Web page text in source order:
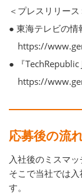
＜プレスリリース
● 東海テレビの情
https://
● 『TechRepublic
https://
応募後の流
入社後のミスマ
そこで当社では
す。